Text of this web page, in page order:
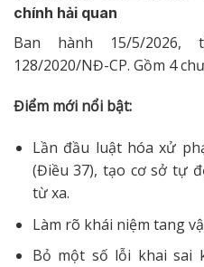
chính hải quan
Ban hành 15/5/
128/2020/NĐ-CP. Gồm 4
Điểm mới nổi bật:
Lần đầu luật hóa xử
(Điều 37), tạo cơ sở tự
từ xa.
Làm rõ khái niệm tang
Bỏ một số lỗi khai sai